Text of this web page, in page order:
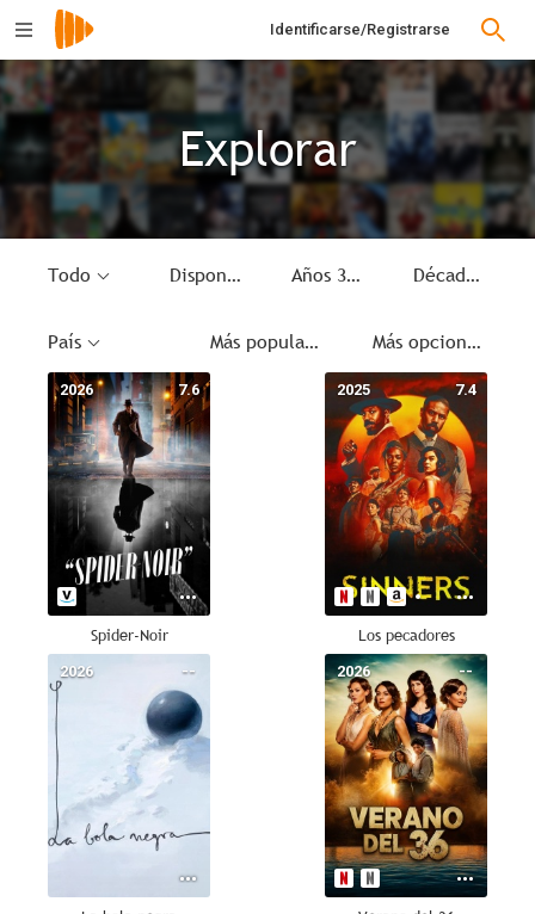
Identificarse/Registrarse
Explorar
Todo Disponible Años 30 Década
País Más populares Más opciones
7.6
2026
Spider-Noir
7.4
2025
Los pecadores
--
2026 --
2026